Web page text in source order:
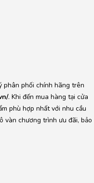
phân phối chính hãng trên
. Khi đến mua hàng tại cửa
phù hợp nhất với nhu cầu
vàn chương trình ưu đãi, bảo